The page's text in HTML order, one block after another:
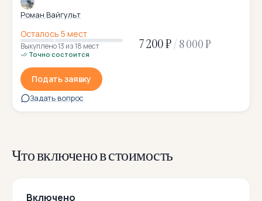
Роман Вайгульт
Осталось 5 мест
Выкуплено 13 из 18 мест
Точно состоится
7 200 ₽/8 000 ₽
Подать заявку
Задать вопрос
Что включено в стоимость
Включено